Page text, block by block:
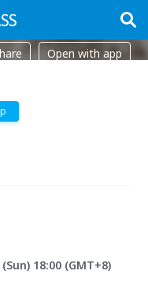
Open with app
18:00 (GMT+8)